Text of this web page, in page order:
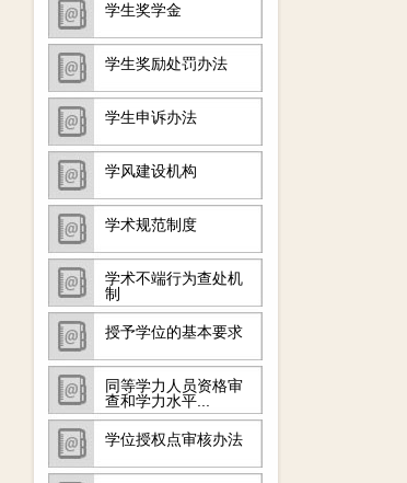
学生奖学金
学生奖励处罚办法
学生申诉办法
学风建设机构
学术规范制度
学术不端行为查处机
制
授予学位的基本要求
同等学力人员资格审
查和学力水平...
学位授权点审核办法